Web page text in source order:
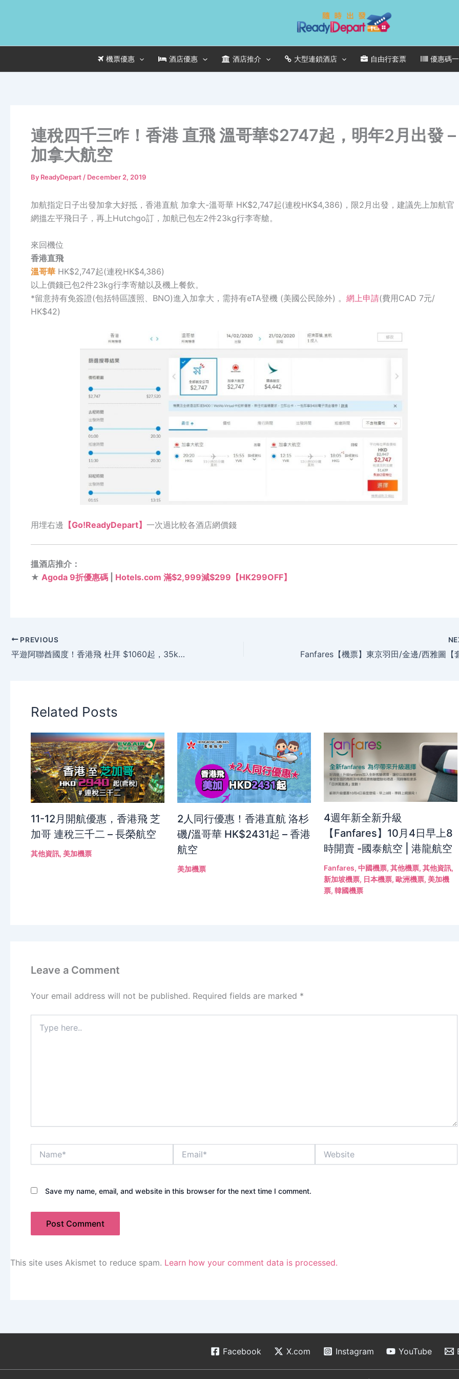
機票優惠 酒店優惠 酒店推介 大型連鎖酒店 自由行套票 優惠碼
連稅四千三咋！香港 直飛 溫哥華$2747起，明年2月出發 –
加拿大航空
By ReadyDepart / December 2, 2019
加航指定日子出發加拿大好抵，香港直航 加拿大-溫哥華 HK$2,747起(連稅HK$4,386)，限2月出發，建議先上加航官
網搵左平飛日子，再上Hutchgo訂，加航已包左2件23kg行李寄艙。
來回機位
香港直飛
溫哥華 HK$2,747起(連稅HK$4,386)
以上價錢已包2件23kg行李寄艙以及機上餐飲。
*留意持有免簽證(包括特區護照、BNO)進入加拿大，需持有eTA登機 (美國公民除外) 。 網上申請(費用CAD 7元/
HK$42)
用埋右邊 【Go!ReadyDepart】 一次過比較各酒店網價錢
搵酒店推介：
★ Agoda 9折優惠碼 Hotels.com 滿$2,999減$299【HK299OFF】
PREVIOUS
平遊阿聯酋國度！香港飛 杜拜 $1060起，35kg行李 – Emirates 阿聯酋航空
Related Posts
11-12月開航優惠，香港飛 芝
加哥 連稅三千二 – 長榮航空
其他資訊, 美加機票
2人同行優惠！香港直航 洛杉
磯/溫哥華 HK$2431起 – 香港
航空
美加機票
4週年新全新升級
【Fanfares】10月4日早上8
時開賣 -國泰航空 | 港龍航空
Fanfares, 中國機票, 其他機票, 其他資訊,
新加坡機票, 日本機票, 歐洲機票, 美加機
票, 韓國機票
Leave a Comment
Your email address will not be published. Required fields are marked *
here..
Save my name, email, and website in this browser for the next time I comment.
This site uses Akismet to reduce spam. Learn how your comment data is processed.
Facebook X.com Instagram YouTube